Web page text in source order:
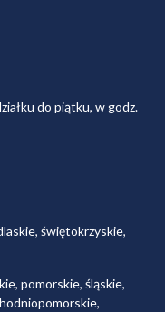
do piątku, w godz.
świętokrzyskie,
pomorskie, śląskie,